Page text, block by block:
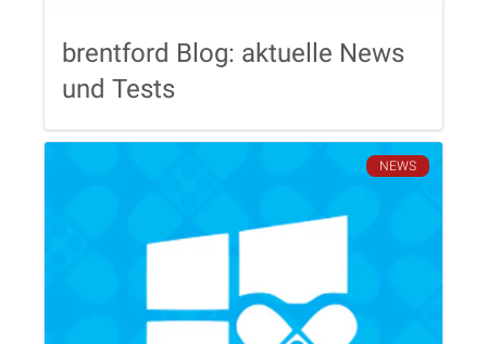
brentford Blog: aktuelle News
und Tests
NEWS